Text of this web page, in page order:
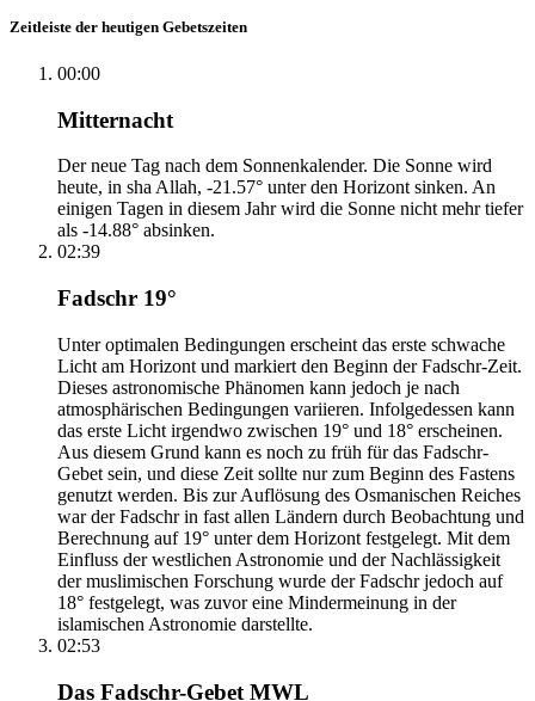
Zeitleiste der heutigen Gebetszeiten
00:00
Mitternacht
Der neue Tag nach dem Sonnenkalender. Die Sonne wird
heute, in sha Allah, -21.57° unter den Horizont sinken. An
einigen Tagen in diesem Jahr wird die Sonne nicht mehr tiefer
als -14.88° absinken.
02:39
Fadschr 19°
Unter optimalen Bedingungen erscheint das erste schwache
Licht am Horizont und markiert den Beginn der Fadschr-Zeit.
Dieses astronomische Phänomen kann jedoch je nach
atmosphärischen Bedingungen variieren. Infolgedessen kann
das erste Licht irgendwo zwischen 19° und 18° erscheinen.
Aus diesem Grund kann es noch zu früh für das Fadschr-
Gebet sein, und diese Zeit sollte nur zum Beginn des Fastens
genutzt werden. Bis zur Auflösung des Osmanischen Reiches
war der Fadschr in fast allen Ländern durch Beobachtung und
Berechnung auf 19° unter dem Horizont festgelegt. Mit dem
Einfluss der westlichen Astronomie und der Nachlässigkeit
der muslimischen Forschung wurde der Fadschr jedoch auf
18° festgelegt, was zuvor eine Mindermeinung in der
islamischen Astronomie darstellte.
02:53
Das Fadschr-Gebet MWL